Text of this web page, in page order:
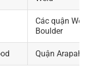
Các quận
Boulder
Quận